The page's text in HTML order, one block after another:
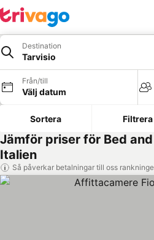
Destination
Tarvisio
Från/till
Välj datum
Sortera Filtrera
Jämför priser för Bed
Italien
Så påverkar betalningar till oss